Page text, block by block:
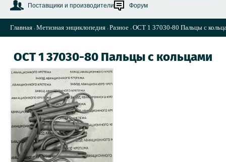
Поставщики и производители Форум
Главная Метизная энциклопедия Разное ОСТ 1 37030-80 Пальцы с
ОСТ 1 37030-80 Пальцы с кольцами